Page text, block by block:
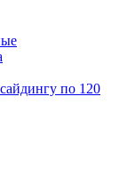
по 120